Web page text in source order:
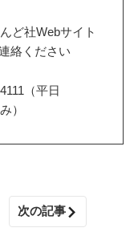
ど社Webサイト
絡ください
（平日
）
次の記事